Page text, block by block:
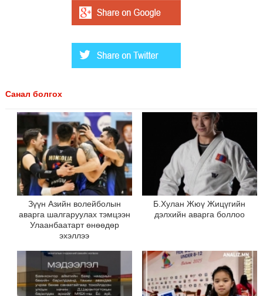
Санал болгох
Зүүн Азийн волейболын
аварга шалгаруулах тэмцээн
Улаанбаатарт өнөөдөр
эхэллээ
Б.Хулан Жюү Жицүгийн
дэлхийн аварга боллоо